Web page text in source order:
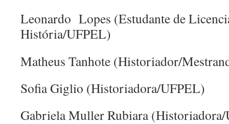
Leonardo Lopes (Estudante de
História/UFPEL)
Matheus Tanhote (Historiador/
Sofia Giglio (Historiadora/UFPEL)
Gabriela Muller Rubiara